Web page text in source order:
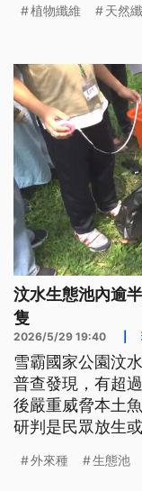
植物纖維 天然
汶水生態池內逾
隻
2026/5/29 19:40
雪霸國家公園汶
普查發現，有超
後嚴重威脅本土
研判是民眾放生或
外來種 生態池